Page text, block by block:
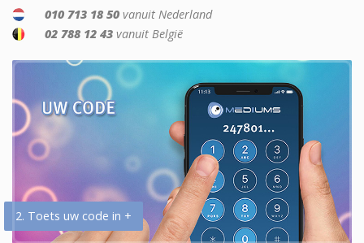
010 713 18 50 vanuit Nederland
02 788 12 43 vanuit België
2. Toets uw code in +